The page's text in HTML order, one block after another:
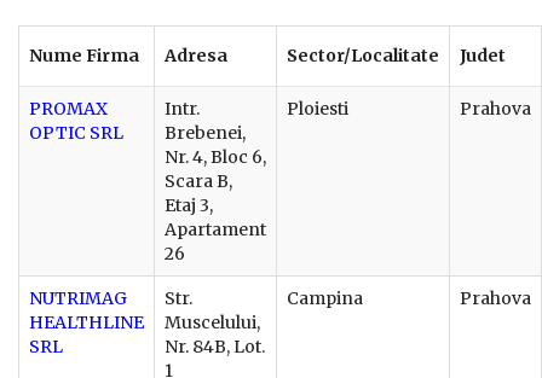
Nume Firma Adresa Sector/Localitate Judet
PROMAX
OPTIC SRL
Intr.
Brebenei,
Nr. 4, Bloc 6,
Scara B,
Etaj 3,
Apartament
26
Ploiesti Prahova
NUTRIMAG
HEALTHLINE
SRL
Str.
Muscelului,
Nr. 84B, Lot.
1
Campina Prahova